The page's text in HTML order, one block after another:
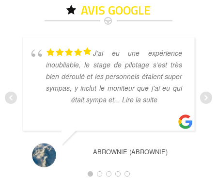
AVIS GOOGLE
J’ai eu une expérience
inoubliable, le stage de pilotage s’est très
bien déroulé et les personnels étaient super
sympas, y inclut le moniteur que j’ai eu qui
était sympa et... Lire la suite
ABROWNIE (ABROWNIE)